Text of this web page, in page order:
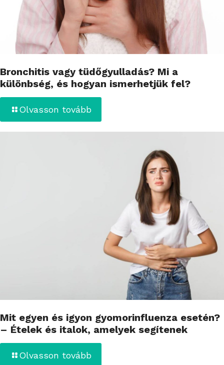
Bronchitis vagy tüdőgyulladás? Mi a
különbség, és hogyan ismerhetjük fel?
Olvasson tovább
Mit egyen és igyon gyomorinfluenza esetén?
– Ételek és italok, amelyek segítenek
Olvasson tovább